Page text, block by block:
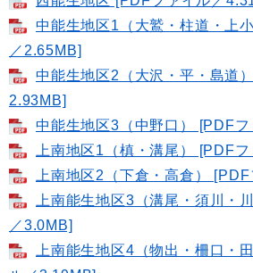
中能生地区1（大鷲・柱道・上
／2.65MB]
中能生地区2（大沢・平・島道
2.93MB]
中能生地区3（中野口） [PDF
上南地区1（槙・溝尾） [PDF
上南地区2（下倉・高倉）
上南能生地区3（溝尾・須川・
／3.0MB]
上南能生地区4（物出・柵口・